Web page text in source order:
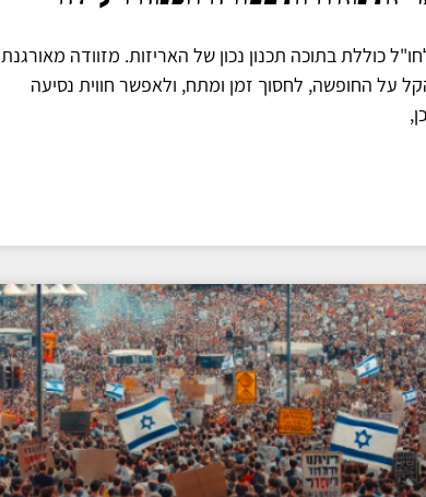
כוללת בתוכה תכנון נכון של האריזות. מזוודה מאורגנת
על החופשה, לחסוך זמן ומתח, ולאפשר חווית נסיעה